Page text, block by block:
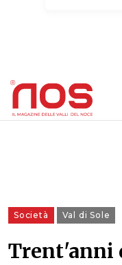
Società Val di Sole
Trent'anni